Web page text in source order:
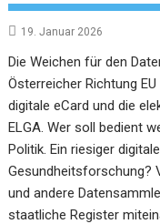
19. Januar 2026
Die Weichen für den
Österreicher Richtung
digitale eCard und die
ELGA. Wer soll bedient
Politik. Ein riesiger
Gesundheitsforschung?
und andere
staatliche Register